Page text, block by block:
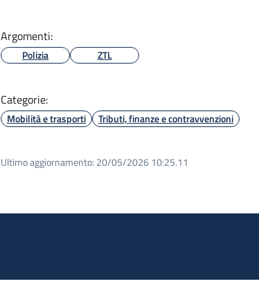
Argomenti:
Polizia ZTL
Categorie:
Mobilità e trasporti Tributi, finanze e contravvenzioni
Ultimo aggiornamento: 20/05/2026 10:25.11